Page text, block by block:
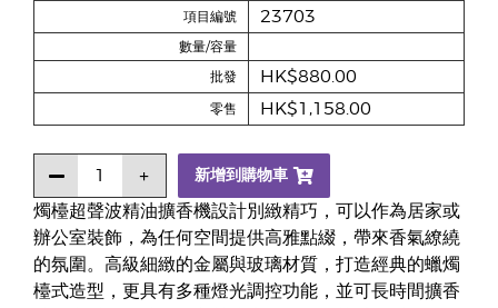
燭檯超聲波精油擴香機設計別緻精巧，可以作為居家或
辦公室裝飾，為任何空間提供高雅點綴，帶來香氣繚繞
的氛圍。高級細緻的金屬與玻璃材質，打造經典的蠟燭
檯式造型，更具有多種燈光調控功能，並可長時間擴香
項目編號 23703
數量/容量
批發 HK$880.00
零售 HK$1,158.00
新增到購物車